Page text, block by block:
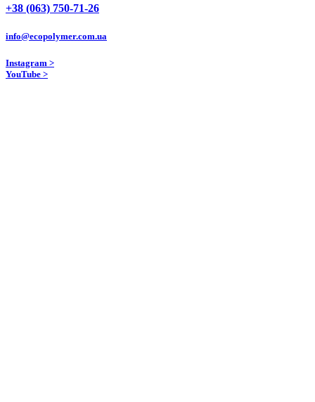
+38 (063) 750-71-26
info@ecopolymer.com.ua
Instagram >
YouTube >